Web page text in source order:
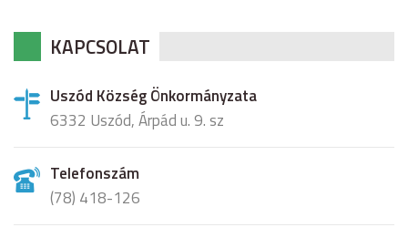
KAPCSOLAT
Uszód Község Önkormányzata
6332 Uszód, Árpád u. 9. sz
Telefonszám
(78) 418-126